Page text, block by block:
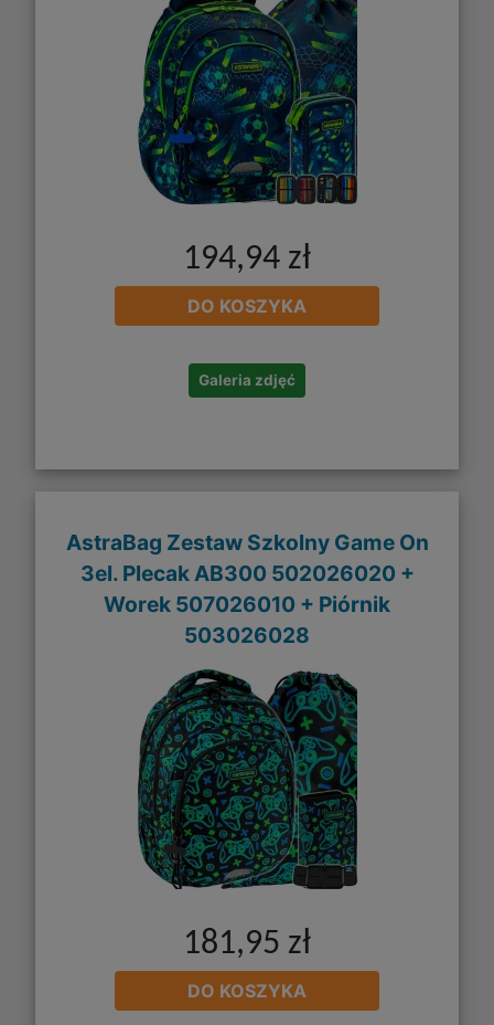
194,94 zł
DO KOSZYKA
Galeria zdjęć
AstraBag Zestaw Szkolny Game On
3el. Plecak AB300 502026020 +
Worek 507026010 + Piórnik
503026028
181,95 zł
DO KOSZYKA